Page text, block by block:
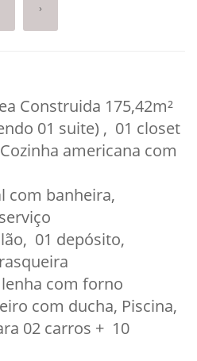
›
Construida 175,42m²
01 suite) , 01 closet
americana com
banheira,
01 depósito,
com forno
ducha, Piscina,
02 carros + 10